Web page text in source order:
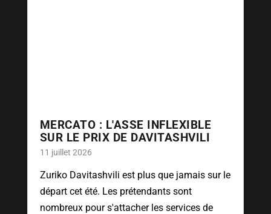
MERCATO : L'ASSE INFLEXIBLE
SUR LE PRIX DE DAVITASHVILI
11 juillet 2026
Zuriko Davitashvili est plus que jamais sur le
départ cet été. Les prétendants sont
nombreux pour s'attacher les services de